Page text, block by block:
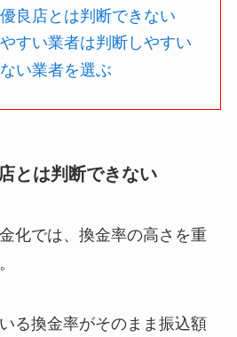
良店とは判断できない
すい業者は判断しやすい
い業者を選ぶ
とは判断できない
化では、換金率の高さを重
る換金率がそのまま振込額